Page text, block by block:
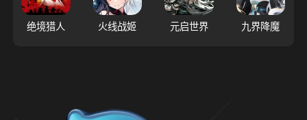
绝境猎人 火线战姬 元启世界 九界降魔